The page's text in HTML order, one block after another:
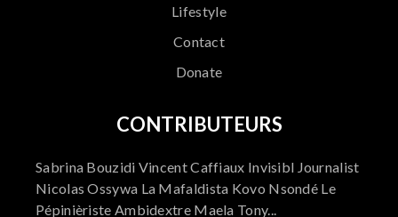
Lifestyle
Contact
Donate
CONTRIBUTEURS
Sabrina Bouzidi Vincent Caffiaux Invisibl Journalist
Nicolas Ossywa La Mafaldista Kovo Nsondé Le
Pépinièriste Ambidextre Maela Tony...